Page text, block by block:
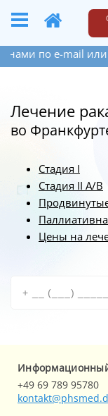
+49 173 6609187
онлайн-
Лечение
во
Стадия I
Стадия II А/В
Цены на
+49 69 789 95780